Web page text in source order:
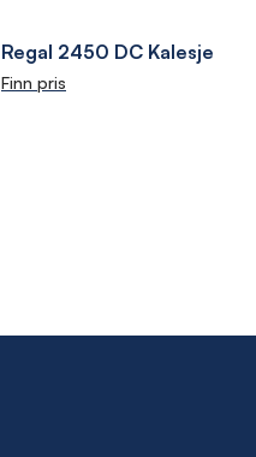
Regal 2450 DC Kalesje
Finn pris